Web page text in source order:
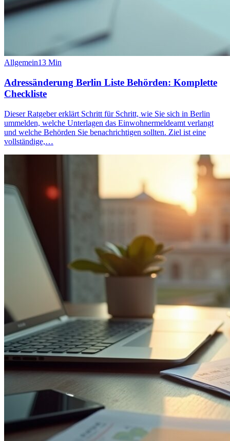
Allgemein13 Min
Adressänderung Berlin Liste Behörden: Komplette
Checkliste
Dieser Ratgeber erklärt Schritt für Schritt, wie Sie sich in Berlin
ummelden, welche Unterlagen das Einwohnermeldeamt verlangt
und welche Behörden Sie benachrichtigen sollten. Ziel ist eine
vollständige,…